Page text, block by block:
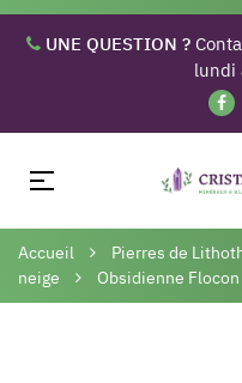
UNE QUESTION ?
lundi
Basculer
navigation
☰
Accueil Pierres de
neige
Obsidienne